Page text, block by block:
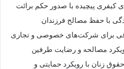
کیفری پیچیده با صدور حکم برائت
با حفظ مصالح فرزندان
برای شرکت‌های خصوصی و تجاری
مصالحه و رضایت طرفین
زنان با رویکرد حمایتی و